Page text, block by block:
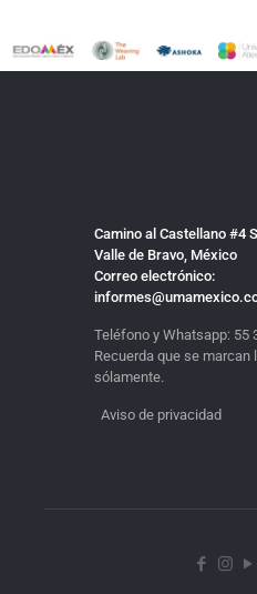
Camino al Castellano #4
Valle de Bravo, México
Correo electrónico:
Teléfono y Whatsapp: 55
Recuerda que se marcan
sólamente.
Aviso de privacidad